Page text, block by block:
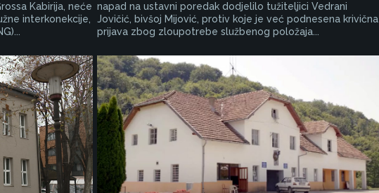
Kabirija, neće
interkonekcije,
napad na ustavni poredak dodjelilo tužiteljici Vedrani
Jovičić, bivšoj Mijović, protiv koje je već podnesena krivična
prijava zbog zloupotrebe službenog položaja...